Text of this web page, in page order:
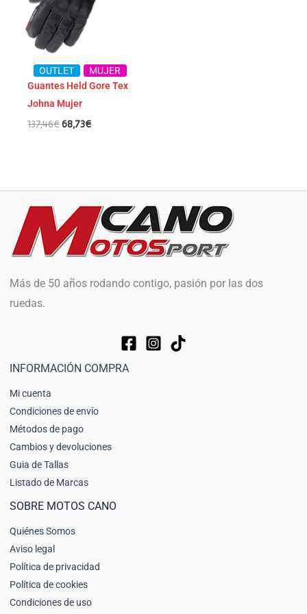
OUTLET
MUJER
Guantes Held Gore Tex
Johna Mujer
137,46€68,73€
Más de 50 años rodando contigo, pasión por las dos
ruedas.
INFORMACIÓN COMPRA
Mi cuenta
Condiciones de envío
Métodos de pago
Cambios y devoluciones
Guia de Tallas
Listado de Marcas
SOBRE MOTOS CANO
Quiénes Somos
Aviso legal
Política de privacidad
Política de cookies
Condiciones de uso